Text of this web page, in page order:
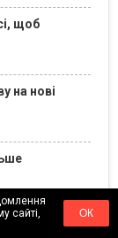
щоб
на нові
банкірка
сайті,
ОК